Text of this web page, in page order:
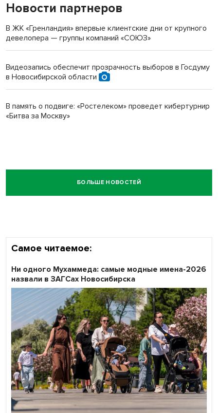
Новости партнеров
В ЖК «Гренландия» впервые клиентские дни от крупного
девелопера — группы компаний «СОЮЗ»
Видеозапись обеспечит прозрачность выборов в Госдуму
в Новосибирской области
В память о подвиге: «Ростелеком» проведет кибертурнир
«Битва за Москву»
БОЛЬШЕ НОВОСТЕЙ
Самое читаемое:
Ни одного Мухаммеда: самые модные имена-2026
назвали в ЗАГСах Новосибирска